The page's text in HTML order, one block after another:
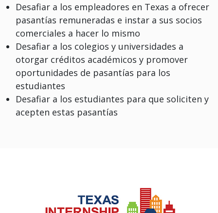
Desafiar a los empleadores en Texas a ofrecer
pasantías remuneradas e instar a sus socios
comerciales a hacer lo mismo
Desafiar a los colegios y universidades a
otorgar créditos académicos y promover
oportunidades de pasantías para los
estudiantes
Desafiar a los estudiantes para que soliciten y
acepten estas pasantías